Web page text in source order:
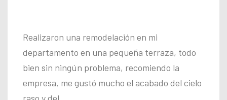
Realizaron una remodelación en mi
departamento en una pequeña terraza, todo
bien sin ningún problema, recomiendo la
empresa, me gustó mucho el acabado del cielo